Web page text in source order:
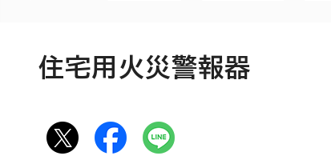
住宅用火災警報器